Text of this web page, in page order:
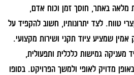
מלאה באתר, חוסך זמן וכוח אדם,
טווח. לצד יתרונותיו, חשוב להקפיד על
שמציע ציוד תקני ושירות מקצועי.
מעניקה גמישות כלכלית ותפעולית,
מדויק לאופי ולמשך הפרויקט. בסופו